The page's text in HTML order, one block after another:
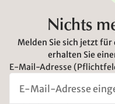
Nichts
Melden Sie sich jetzt
erhalten Sie
E-Mail-Adresse